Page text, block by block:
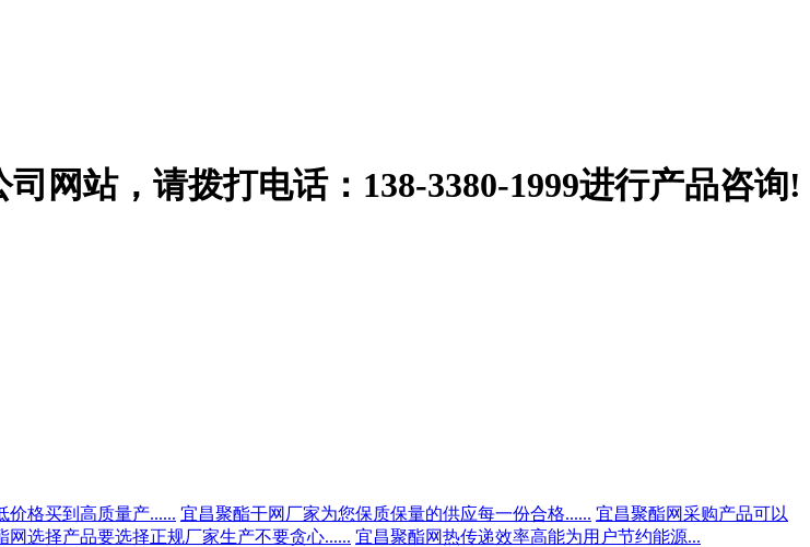
司网站，请拨打电话：138-3380-1999进行产品咨询!
价格买到高质量产...... 宜昌聚酯干网厂家为您保质保量的供应每一份合格...... 宜昌聚酯网采购产品可以
网选择产品要选择正规厂家生产不要贪心...... 宜昌聚酯网热传递效率高能为用户节约能源...